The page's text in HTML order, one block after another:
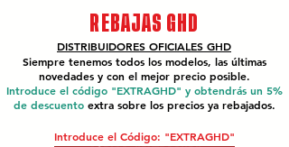
REBAJAS GHD
DISTRIBUIDORES OFICIALES GHD
Siempre tenemos todos los modelos, las últimas
novedades y con el mejor precio posible.
Introduce el código "EXTRAGHD" y obtendrás un 5%
de descuento extra sobre los precios ya rebajados.
Introduce el Código: "EXTRAGHD"